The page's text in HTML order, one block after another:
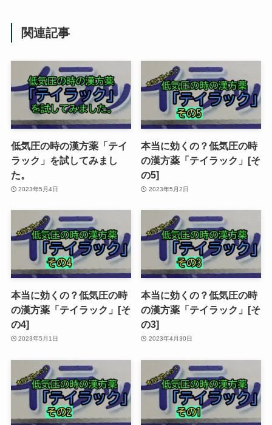
関連記事
低気圧の時の漢方薬「テイ
ラック」を試してみまし
た。
2023年5月4日
本当に効くの？低気圧の時
の漢方薬「テイラック」[そ
の5]
2023年5月2日
本当に効くの？低気圧の時
の漢方薬「テイラック」[そ
の4]
2023年5月1日
本当に効くの？低気圧の時
の漢方薬「テイラック」[そ
の3]
2023年4月30日